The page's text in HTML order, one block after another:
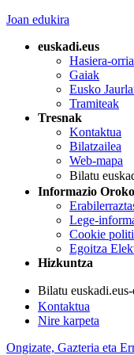
Joan edukira
euskadi.eus
Hasiera-orria
Gaiak
Eusko
Tramiteak
Tresnak
Kontaktua
Bilatzailea
Web-mapa
Bilatu
Informazio
Lege-
Cookie
Egoitza
Hizkuntza
Bilatu euskadi.eus-
Kontaktua
Nire karpeta
Ongizate, Gazteria eta